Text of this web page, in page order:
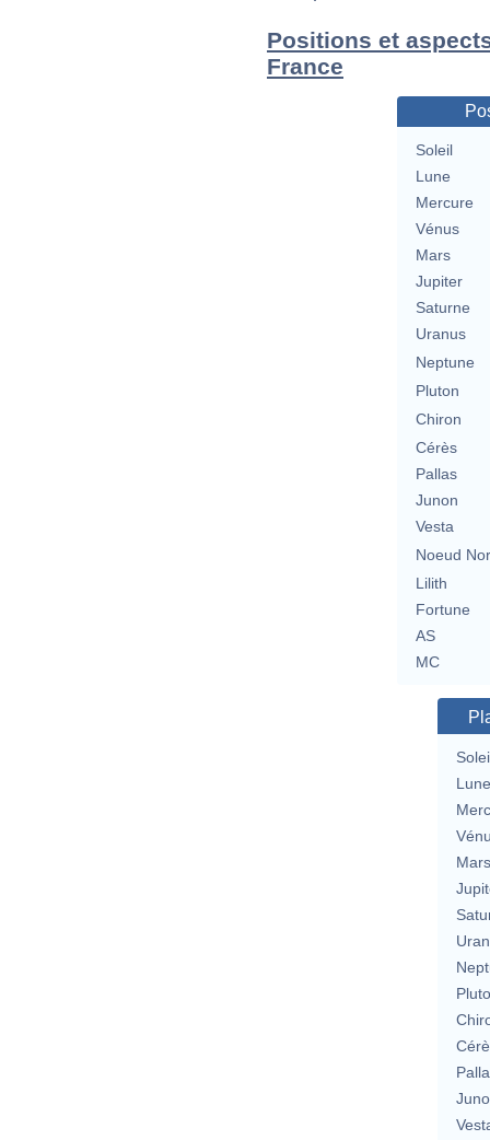
Positions et
France
Soleil
Lune
Mercure
Vénus
Mars
Jupiter
Saturne
Uranus
Neptune
Pluton
Chiron
Cérès
Pallas
Junon
Vesta
Noeud
Lilith
Fortune
AS
MC
Lune
Mars